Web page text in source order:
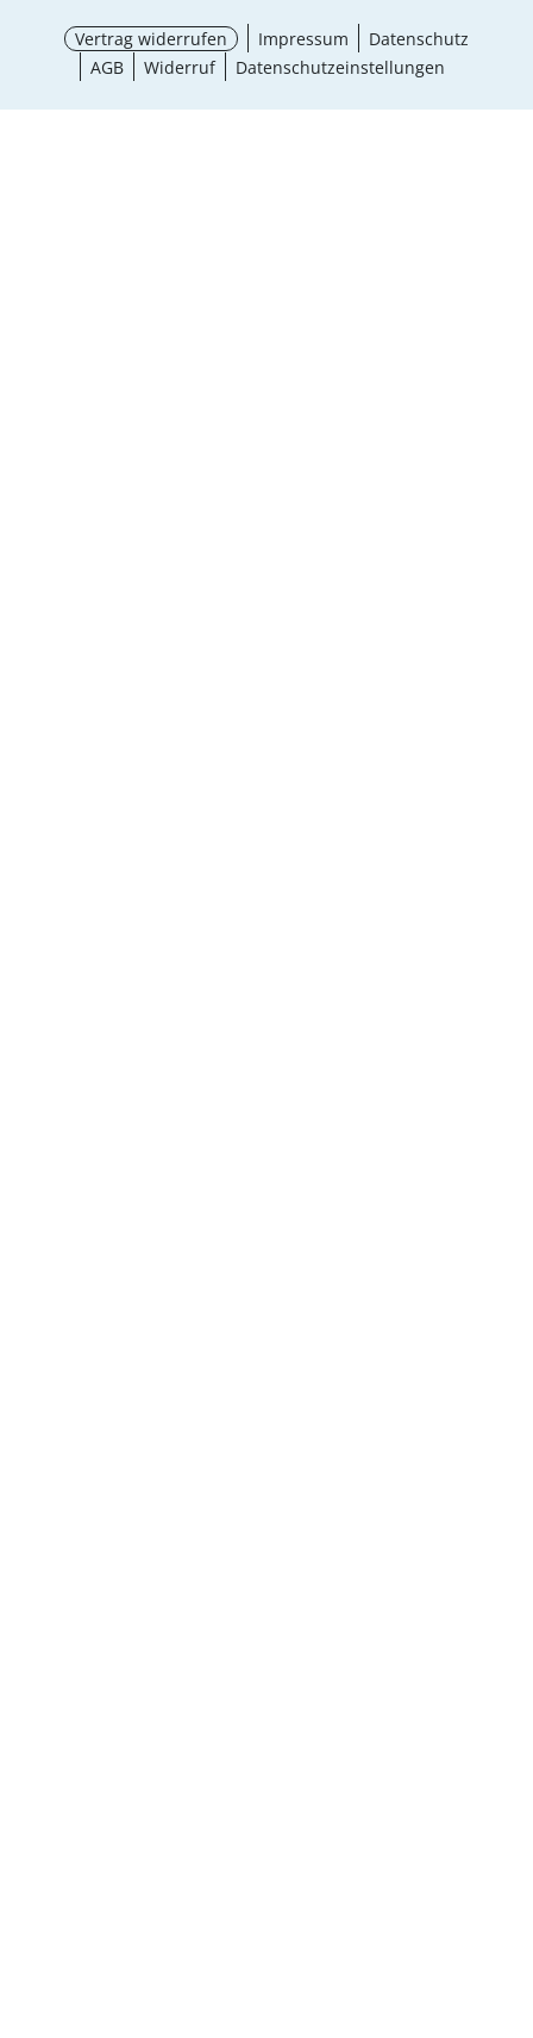
Vertrag widerrufen Impressum
Datenschutz
AGB
Widerruf Datenschutzeinstellungen